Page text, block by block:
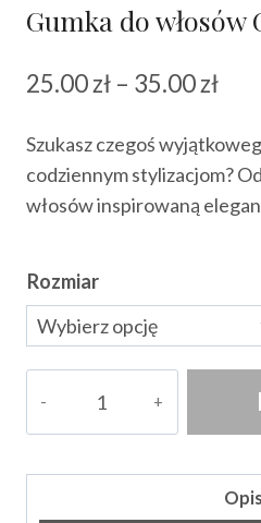
Gumka do włosów
25.00zł – 35.00zł
od
Szukasz czegoś
codziennym stylizacjom?
włosów inspirowaną
Rozmiar
włosów
Opis